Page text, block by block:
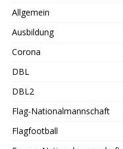
Allgemein
Ausbildung
Corona
DBL
DBL2
Flag-Nationalmannschaft
Flagfootball